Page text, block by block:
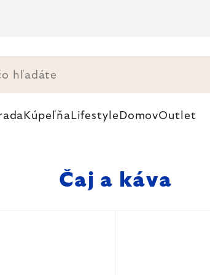
Kúpeľňa Lifestyle DomovOutlet
Čaj a káva